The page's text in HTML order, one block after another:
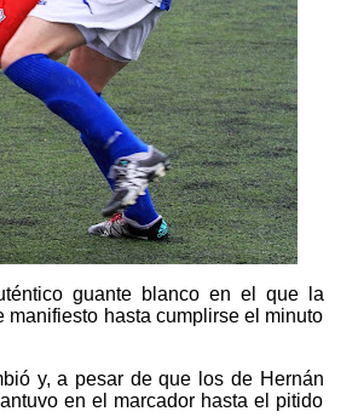
guante blanco en el que la
hasta cumplirse el minuto
y, a pesar de que los de Hernán
en el marcador hasta el pitido